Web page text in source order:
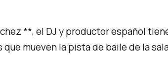
**, el DJ y productor español
mueven la pista de baile de la